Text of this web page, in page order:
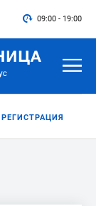
09:00 - 19:00
РЕГИСТРАЦИЯ